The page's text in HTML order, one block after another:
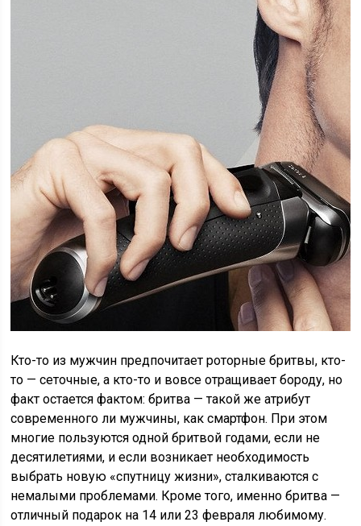
Кто-то из мужчин предпочитает роторные бритвы, кто-
то — сеточные, а кто-то и вовсе отращивает бороду, но
факт остается фактом: бритва — такой же атрибут
современного ли мужчины, как смартфон. При этом
многие пользуются одной бритвой годами, если не
десятилетиями, и если возникает необходимость
выбрать новую «спутницу жизни», сталкиваются с
немалыми проблемами. Кроме того, именно бритва —
отличный подарок на 14 или 23 февраля любимому.